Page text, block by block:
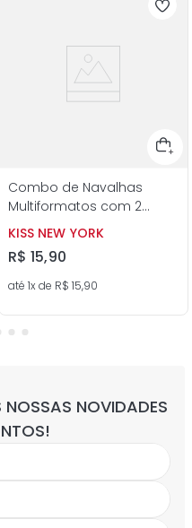
Combo de Navalhas
Multiformatos com 2
unidades - Kiss New York
KISS NEW YORK
R$ 15,90
até 1x de R$ 15,90
NOSSAS NOVIDADES